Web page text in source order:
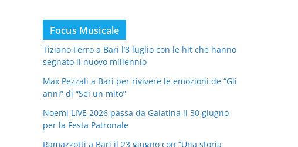
Focus Musicale
Tiziano Ferro a Bari l’8 luglio con le hit che hanno
segnato il nuovo millennio
Max Pezzali a Bari per rivivere le emozioni de “Gli
anni” di “Sei un mito”
Noemi LIVE 2026 passa da Galatina il 30 giugno
per la Festa Patronale
Ramazzotti a Bari il 23 giugno con “Una storia